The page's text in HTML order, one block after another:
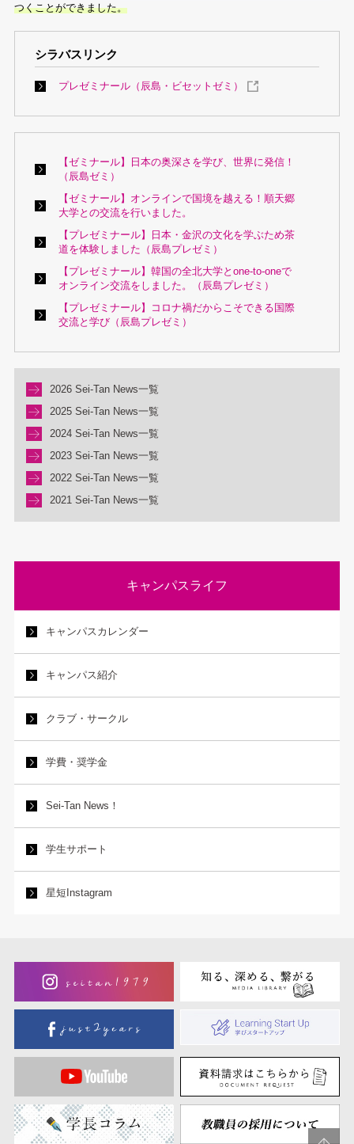
つくことができました。
シラバスリンク
プレゼミナール（辰島・ビセットゼミ）
【ゼミナール】日本の奥深さを学び、世界に発信！
（辰島ゼミ）
【ゼミナール】オンラインで国境を越える！順天郷
大学との交流を行いました。
【プレゼミナール】日本・金沢の文化を学ぶため茶
道を体験しました（辰島プレゼミ）
【プレゼミナール】韓国の全北大学とone-to-oneで
オンライン交流をしました。（辰島プレゼミ）
【プレゼミナール】コロナ禍だからこそできる国際
交流と学び（辰島プレゼミ）
2026 Sei-Tan News一覧
2025 Sei-Tan News一覧
2024 Sei-Tan News一覧
2023 Sei-Tan News一覧
2022 Sei-Tan News一覧
2021 Sei-Tan News一覧
キャンパスライフ
キャンパスカレンダー
キャンパス紹介
クラブ・サークル
学費・奨学金
Sei-Tan News！
学生サポート
星短Instagram